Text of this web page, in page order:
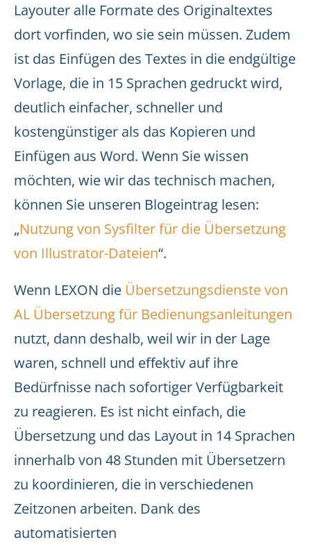
Layouter alle Formate des Originaltextes
dort vorfinden, wo sie sein müssen. Zudem
ist das Einfügen des Textes in die endgültige
Vorlage, die in 15 Sprachen gedruckt wird,
deutlich einfacher, schneller und
kostengünstiger als das Kopieren und
Einfügen aus Word. Wenn Sie wissen
möchten, wie wir das technisch machen,
können Sie unseren Blogeintrag lesen:
„Nutzung von Sysfilter für die Übersetzung
von Illustrator-Dateien“.
Wenn LEXON die Übersetzungsdienste von
AL Übersetzung für Bedienungsanleitungen
nutzt, dann deshalb, weil wir in der Lage
waren, schnell und effektiv auf ihre
Bedürfnisse nach sofortiger Verfügbarkeit
zu reagieren. Es ist nicht einfach, die
Übersetzung und das Layout in 14 Sprachen
innerhalb von 48 Stunden mit Übersetzern
zu koordinieren, die in verschiedenen
Zeitzonen arbeiten. Dank des
automatisierten